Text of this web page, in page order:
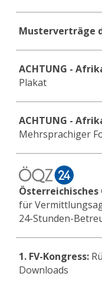
Musterverträge
ACHTUNG -
Plakat
ACHTUNG -
Mehrsprachiger
für
24-Stunden-
1. FV-Kongress:
Downloads